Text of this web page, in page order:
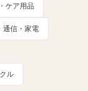
ケア用品
通信・家電
ル